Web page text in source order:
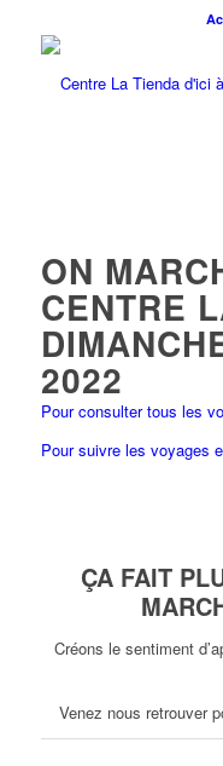
ON
CENTRE
2022
Pour consulter tous les
Pour suivre les voyages
ÇA FAIT
Créons le sentiment
Venez nous retrouver